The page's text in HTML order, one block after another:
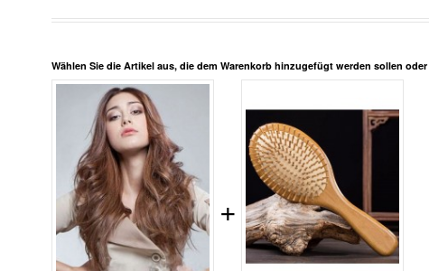
Wählen Sie die Artikel aus, die dem Warenkorb hinzugefügt werden sollen oder
+